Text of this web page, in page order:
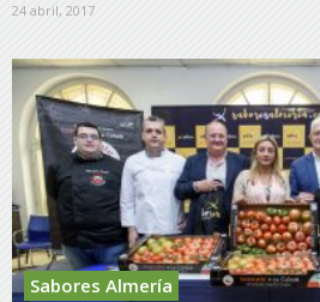
24 abril, 2017
Sabores Almería